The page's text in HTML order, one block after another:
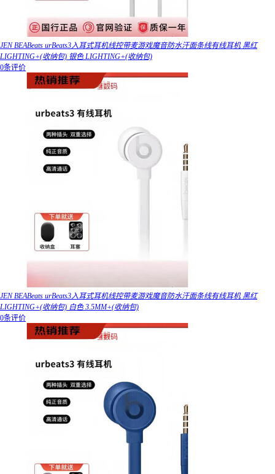
JEN BEABeats urBeats3入耳式耳机线控带麦游戏魔音防水汗面条线有线耳机 黑红
LIGHTING+(收纳包) 银色 LIGHTING+(收纳包)
0条评价
JEN BEABeats urBeats3入耳式耳机线控带麦游戏魔音防水汗面条线有线耳机 黑红
LIGHTING+(收纳包) 白色 3.5MM+(收纳包)
0条评价